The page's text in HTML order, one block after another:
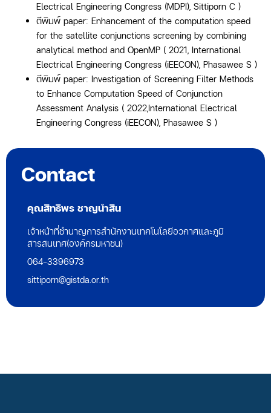
Electrical Engineering Congress (MDPI), Sittiporn C )
ตีพิมพ์ paper: Enhancement of the computation speed
for the satellite conjunctions screening by combining
analytical method and OpenMP ( 2021, International
Electrical Engineering Congress (iEECON), Phasawee S )
ตีพิมพ์ paper: Investigation of Screening Filter Methods
to Enhance Computation Speed of Conjunction
Assessment Analysis ( 2022,International Electrical
Engineering Congress (iEECON), Phasawee S )
Contact
คุณสิทธิพร ชาญนำสิน
เจ้าหน้าที่ชำนาญการสำนักงานเทคโนโลยีอวกาศและภูมิ
สารสนเทศ(องค์กรมหาชน)
064-3396973
sittiporn@gistda.or.th